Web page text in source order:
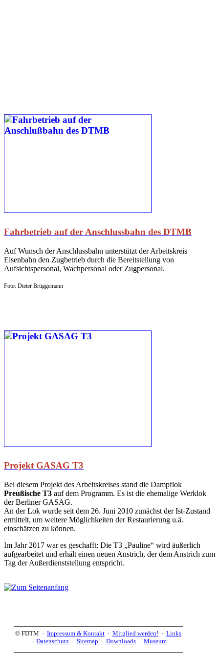
Fahrbetrieb auf der Anschlussbahn des DTMB
Auf Wunsch der Anschlussbahn unterstützt der Arbeitskreis
Eisenbahn den Zugbetrieb durch die Bereitstellung von
Aufsichtspersonal, Wachpersonal oder Zugpersonal.
Foto: Dieter Brüggemann
Projekt GASAG T3
Bei diesem Projekt des Arbeitskreises stand die Dampflok
Preußische T3 auf dem Programm. Es ist die ehemalige Werklok
der Berliner GASAG.
An der Lok wurde seit dem 26. Juni 2010 zunächst der Ist-Zustand
ermittelt, um weitere Möglichkeiten der Restaurierung u.ä.
einschätzen zu können.
Im Jahr 2017 war es geschafft: Die T3 „Pauline“ wird äußerlich
aufgearbeitet und erhält einen neuen Anstrich, der dem Anstrich zum
Tag der Außerdienststellung entspricht.
© FDTM · Impressum & Kontakt· Mitglied werden! · Links
· Datenschutz· Sitemap · Downloads· Museum